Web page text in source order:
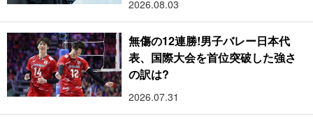
2026.08.03
無傷の12連勝!男子バレー日本代
表、国際大会を首位突破した強さ
の訳は?
2026.07.31